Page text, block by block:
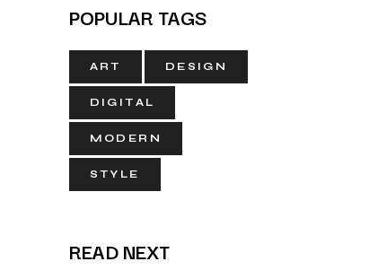
POPULAR TAGS
ART DESIGN
DIGITAL
MODERN
STYLE
READ NEXT